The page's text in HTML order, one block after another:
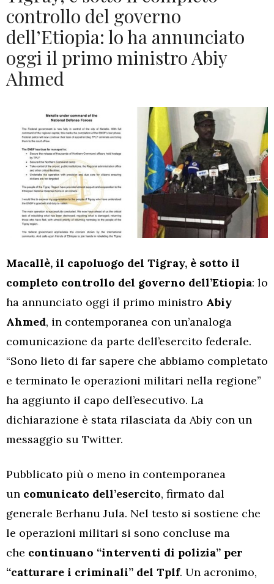
controllo del governo
dell’Etiopia: lo ha annunciato
oggi il primo ministro Abiy
Ahmed
Macallè, il capoluogo del Tigray, è sotto il
completo controllo del governo dell’Etiopia: lo
ha annunciato oggi il primo ministro Abiy
Ahmed, in contemporanea con un’analoga
comunicazione da parte dell’esercito federale.
“Sono lieto di far sapere che abbiamo completato
e terminato le operazioni militari nella regione”
ha aggiunto il capo dell’esecutivo. La
dichiarazione è stata rilasciata da Abiy con un
messaggio su Twitter.
Pubblicato più o meno in contemporanea
un comunicato dell’esercito, firmato dal
generale Berhanu Jula. Nel testo si sostiene che
le operazioni militari si sono concluse ma
che continuano “interventi di polizia” per
“catturare i criminali” del Tplf. Un acronimo,